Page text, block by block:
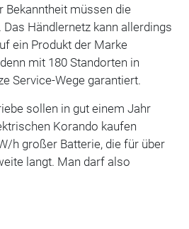
Bekanntheit müssen die
Händlernetz kann allerdings
ein Produkt der Marke
mit 180 Standorten in
Service-Wege garantiert.
sollen in gut einem Jahr
Korando kaufen
h großer Batterie, die für über
langt. Man darf also